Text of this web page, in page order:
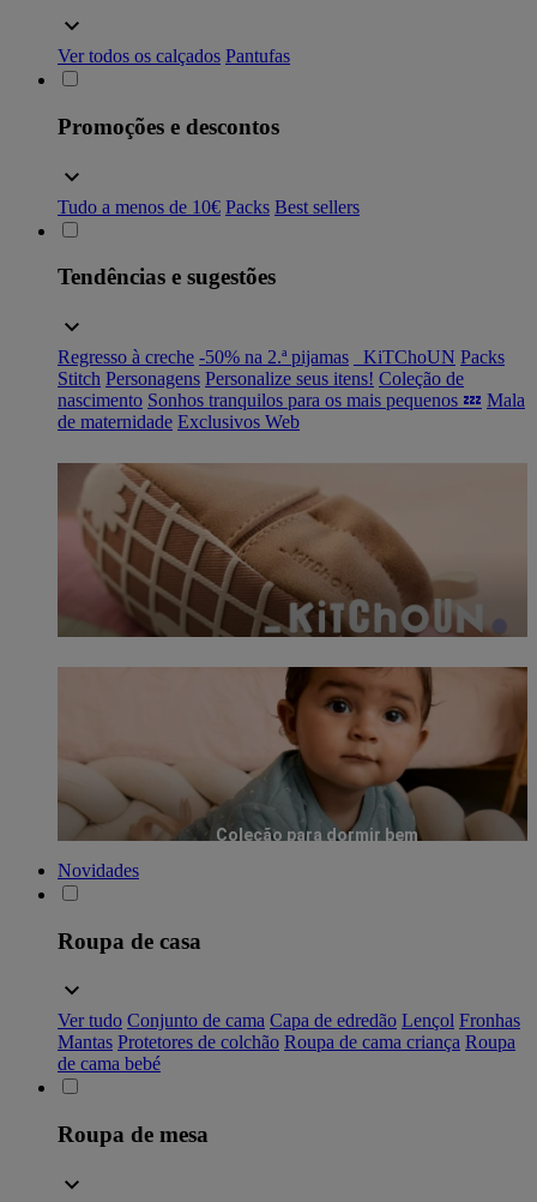
Ver todos os calçados Pantufas
Promoções e descontos
Tudo a menos de 10€ Packs Best sellers
Tendências e sugestões
Regresso à creche -50% na 2.ª pijamas _KiTChoUN Packs
Stitch Personagens Personalize seus itens! Coleção de
nascimento Sonhos tranquilos para os mais pequenos 💤 Mala
de maternidade Exclusivos Web
Coleção para dormir bem
Novidades
Roupa de casa
Ver tudo Conjunto de cama Capa de edredão Lençol Fronhas
Mantas Protetores de colchão Roupa de cama criança Roupa
de cama bebé
Roupa de mesa